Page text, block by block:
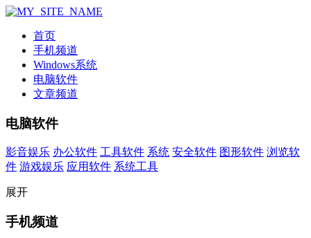
首页
手机频道
Windows系统
电脑软件
文章频道
电脑软件
影音娱乐 办公软件 工具软件 系统 安全软件 图形软件 浏览软
件 游戏娱乐 应用软件 系统工具
展开
手机频道